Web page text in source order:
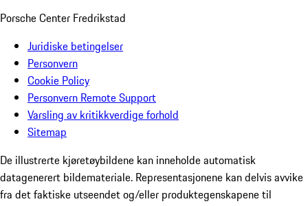
Porsche Center Fredrikstad
Juridiske betingelser
Personvern
Cookie Policy
Personvern Remote Support
Varsling av kritikkverdige forhold
Sitemap
De illustrerte kjøretøybildene kan inneholde automatisk
datagenerert bildemateriale. Representasjonene kan delvis avvike
fra det faktiske utseendet og/eller produktegenskapene til